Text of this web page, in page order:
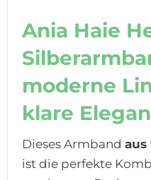
Ania Haie
moderne
klare
Dieses Armband aus
ist die perfekte